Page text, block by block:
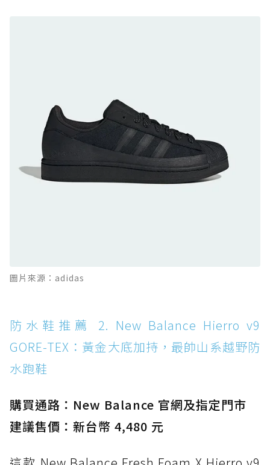
防水鞋推薦 10. PUMA Voyage NITRO™ 4
GORE-TEX：氮氣中底注入，回彈與防滑兼具的
全天候越野跑鞋
防水鞋推薦 11. On Cloudhorizon 2 WP：腳
感軟彈、搭載 Missiongrip™ 的防水輕越野鞋
Boot：馬汀首款雨靴登場，經典八孔加上全防
防水鞋推薦 14. SKECHERS BADGER
WATERPROOF：一踩即穿懶人神器！搭載固特
異大底與全防水厚底健走鞋
防水鞋推薦 15. Brooks Cascadia 19 GTX：注
圖片來源：adidas
防水鞋推薦 2. New Balance Hierro v9
GORE-TEX：黃金大底加持，最帥山系越野防
水跑鞋
購買通路：New Balance 官網及指定門市
建議售價：新台幣 4,480 元